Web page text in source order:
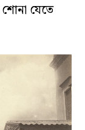
যেতে